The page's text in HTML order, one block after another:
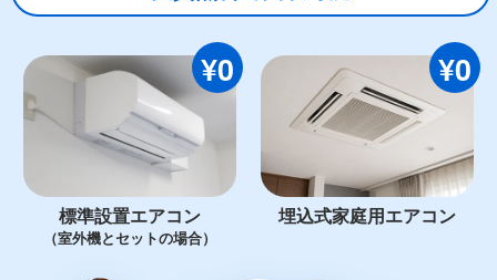
¥0
標準設置エアコン
（室外機とセットの場合）
¥0
埋込式家庭用エアコン